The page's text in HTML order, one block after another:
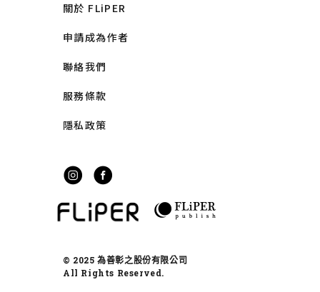
關於 FLiPER
申請成為作者
聯絡我們
服務條款
隱私政策
© 2025 為善彰之股份有限公司
All Rights Reserved.